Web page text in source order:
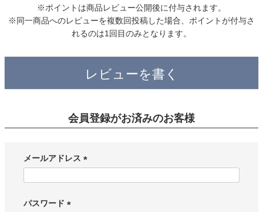
※ポイントは商品レビュー公開後に付与されます。
※同一商品へのレビューを複数回投稿した場合、ポイントが付与さ
れるのは1回目のみとなります。
レビューを書く
会員登録がお済みのお客様
メールアドレス
パスワード